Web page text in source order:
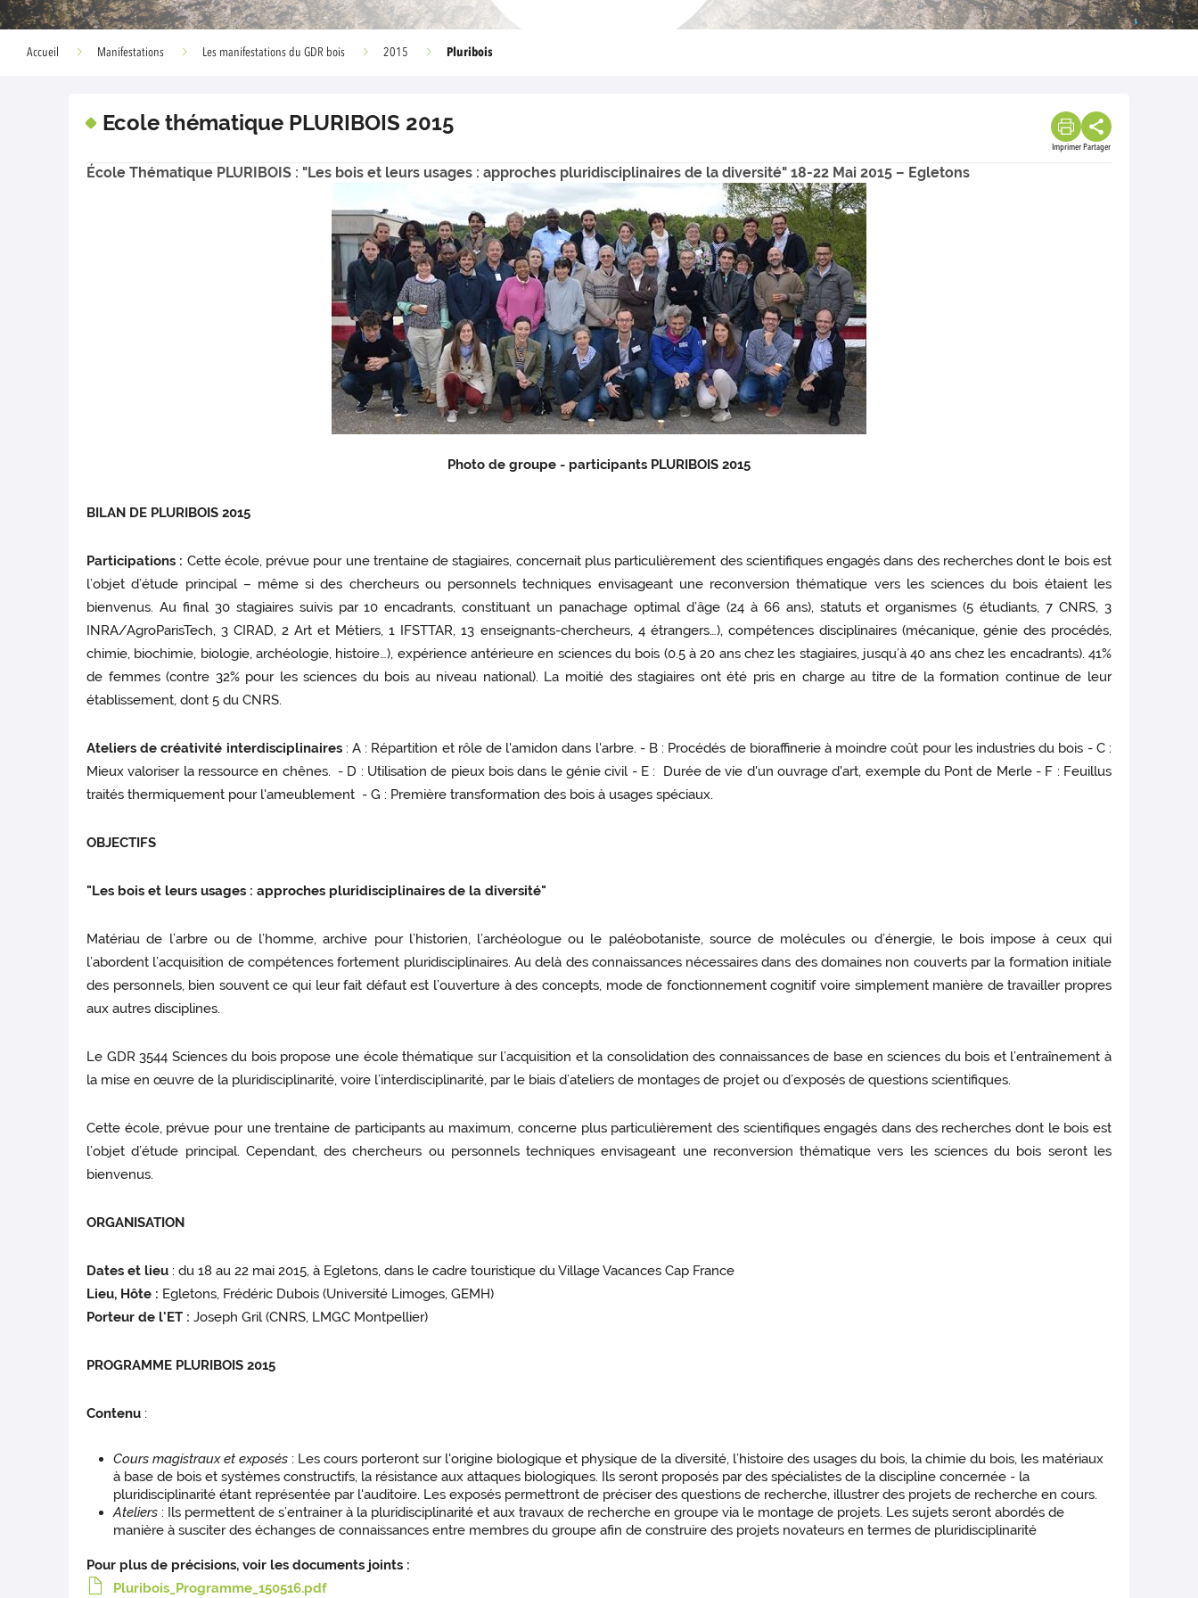
Accueil Manifestations Les manifestations du GDR bois 2015 Pluribois
Ecole thématique PLURIBOIS 2015
Imprimer Partager
École Thématique PLURIBOIS : "Les bois et leurs usages : approches pluridisciplinaires de la diversité" 18-22 Mai 2015 – Egletons
Photo de groupe - participants PLURIBOIS 2015
BILAN DE PLURIBOIS 2015
Participations : Cette école, prévue pour une trentaine de stagiaires, concernait plus particulièrement des scientifiques engagés dans des recherches dont le bois est
l’objet d’étude principal – même si des chercheurs ou personnels techniques envisageant une reconversion thématique vers les sciences du bois étaient les
bienvenus. Au final 30 stagiaires suivis par 10 encadrants, constituant un panachage optimal d’âge (24 à 66 ans), statuts et organismes (5 étudiants, 7 CNRS, 3
INRA/AgroParisTech, 3 CIRAD, 2 Art et Métiers, 1 IFSTTAR, 13 enseignants-chercheurs, 4 étrangers…), compétences disciplinaires (mécanique, génie des procédés,
chimie, biochimie, biologie, archéologie, histoire…), expérience antérieure en sciences du bois (0.5 à 20 ans chez les stagiaires, jusqu’à 40 ans chez les encadrants). 41%
de femmes (contre 32% pour les sciences du bois au niveau national). La moitié des stagiaires ont été pris en charge au titre de la formation continue de leur
établissement, dont 5 du CNRS.
Ateliers de créativité interdisciplinaires: A : Répartition et rôle de l'amidon dans l'arbre. - B : Procédés de bioraffinerie à moindre coût pour les industries du bois - C :
Mieux valoriser la ressource en chênes. - D : Utilisation de pieux bois dans le génie civil - E : Durée de vie d'un ouvrage d'art, exemple du Pont de Merle - F : Feuillus
traités thermiquement pour l'ameublement - G : Première transformation des bois à usages spéciaux.
OBJECTIFS
"Les bois et leurs usages : approches pluridisciplinaires de la diversité"
Matériau de l’arbre ou de l’homme, archive pour l’historien, l’archéologue ou le paléobotaniste, source de molécules ou d’énergie, le bois impose à ceux qui
l’abordent l’acquisition de compétences fortement pluridisciplinaires. Au delà des connaissances nécessaires dans des domaines non couverts par la formation initiale
des personnels, bien souvent ce qui leur fait défaut est l’ouverture à des concepts, mode de fonctionnement cognitif voire simplement manière de travailler propres
aux autres disciplines.
Le GDR 3544 Sciences du bois propose une école thématique sur l’acquisition et la consolidation des connaissances de base en sciences du bois et l’entraînement à
la mise en œuvre de la pluridisciplinarité, voire l’interdisciplinarité, par le biais d’ateliers de montages de projet ou d’exposés de questions scientifiques.
Cette école, prévue pour une trentaine de participants au maximum, concerne plus particulièrement des scientifiques engagés dans des recherches dont le bois est
l’objet d’étude principal. Cependant, des chercheurs ou personnels techniques envisageant une reconversion thématique vers les sciences du bois seront les
bienvenus.
ORGANISATION
Dates et lieu : du 18 au 22 mai 2015, à Egletons, dans le cadre touristique du Village Vacances Cap France
Lieu, Hôte : Egletons, Frédéric Dubois (Université Limoges, GEMH)
Porteur de l'ET : Joseph Gril (CNRS, LMGC Montpellier)
PROGRAMME PLURIBOIS 2015
Contenu :
Cours magistraux et exposés : Les cours porteront sur l'origine biologique et physique de la diversité, l’histoire des usages du bois, la chimie du bois, les matériaux
à base de bois et systèmes constructifs, la résistance aux attaques biologiques. Ils seront proposés par des spécialistes de la discipline concernée - la
pluridisciplinarité étant représentée par l'auditoire. Les exposés permettront de préciser des questions de recherche, illustrer des projets de recherche en cours.
Ateliers : Ils permettent de s’entrainer à la pluridisciplinarité et aux travaux de recherche en groupe via le montage de projets. Les sujets seront abordés de
manière à susciter des échanges de connaissances entre membres du groupe afin de construire des projets novateurs en termes de pluridisciplinarité
Pour plus de précisions, voir les documents joints :
Pluribois_Programme_150516.pdf